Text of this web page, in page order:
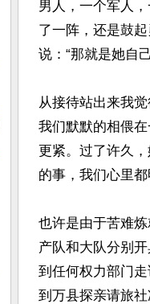
男人，一个军人
了一阵，还是鼓
说：“那就是她自
从接待站出来我
我们默默的相偎
更紧。过了许久
的事，我们心里都
也许是由于苦难
产队和大队分别
到任何权力部门
到万县探亲请旅